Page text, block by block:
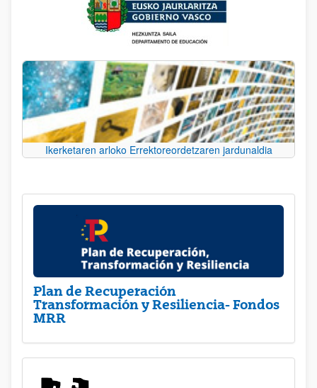
Ikerketaren arloko Errektoreordetzaren jardunaldia
Plan de Recuperación
Transformación y Resiliencia- Fondos
MRR